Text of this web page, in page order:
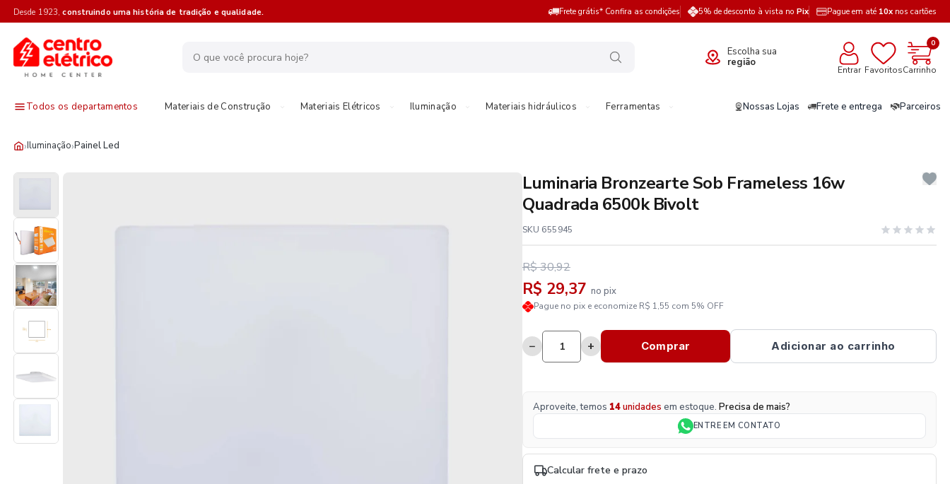
Desde 1923,construindo uma história de tradição e qualidade. Frete grátis* Confira as condições 5% de desconto à vista no Pix Pague em até 10x nos cartões
Escolha sua
região
Entrar Favoritos
0
Carrinho
Todos os departamentos Materiais de Construção Materiais Elétricos Iluminação Materiais hidráulicos Ferramentas Nossas Lojas Frete e entrega Parceiros
›Iluminação›Painel Led
Luminaria Bronzearte Sob Frameless 16w
Quadrada 6500k Bivolt
SKU 655945
R$ 30,92
R$ 29,37 no pix
Pague no pix e economize R$ 1,55 com 5% OFF
− + Comprar Adicionar ao carrinho
Aproveite, temos 14unidades em estoque. Precisa de mais?
ENTRE EM CONTATO
Calcular frete e prazo